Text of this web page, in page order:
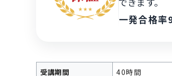
一発合格率
受講期間
40時間